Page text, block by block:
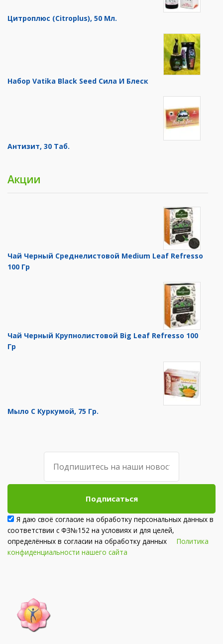
Цитроплюс (Citroplus), 50 Мл.
Набор Vatika Black Seed Сила И Блеск
Антизит, 30 Таб.
Акции
Чай Черный Среднелистовой Medium Leaf Refresso
100 Гр
Чай Черный Крупнолистовой Big Leaf Refresso 100
Гр
Мыло С Куркумой, 75 Гр.
Подписаться
Я даю своё согласие на обработку персональных данных в
соответствии с ФЗ№152 на условиях и для целей,
определённых в согласии на обработку данных Политика
конфиденциальности нашего сайта